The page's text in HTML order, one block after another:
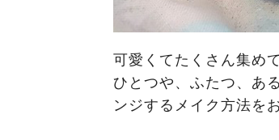
可愛くてたくさん集め
ひとつや、ふたつ、あ
ンジするメイク方法を